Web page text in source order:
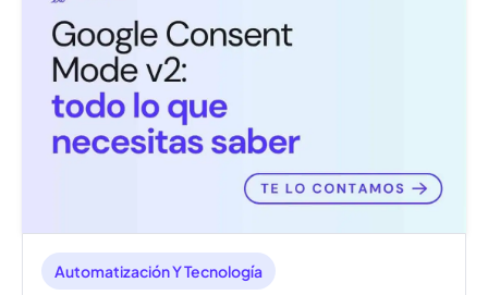
Automatización Y Tecnología